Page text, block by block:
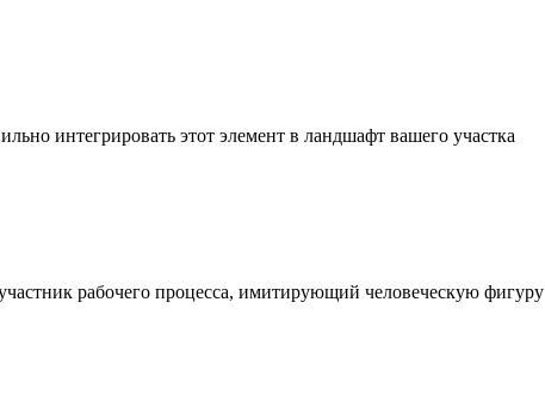
интегрировать этот элемент в ландшафт вашего участка
рабочего процесса, имитирующий человеческую фигуру